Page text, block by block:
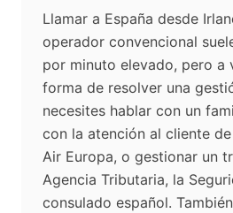
Llamar a España desde
operador convencional
por minuto elevado, pero a
forma de resolver una
necesites hablar con un
con la atención al cliente
Air Europa, o gestionar un
Agencia Tributaria, la
consulado español.